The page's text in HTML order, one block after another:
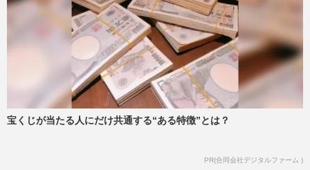
宝くじが当たる人にだけ共通する“ある特徴”とは？
PR(合同会社デジタルファーム )